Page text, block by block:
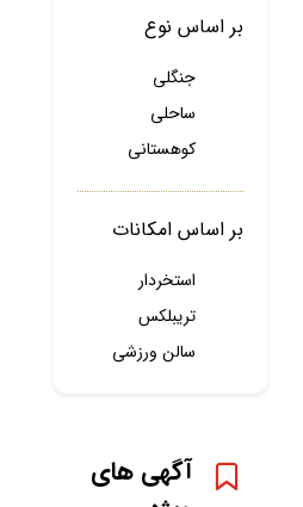
بر اساس نوع
جنگلی
ساحلی
کوهستانی
بر اساس امکانات
استخردار
تریبلکس
سالن ورزشی
آگهی های